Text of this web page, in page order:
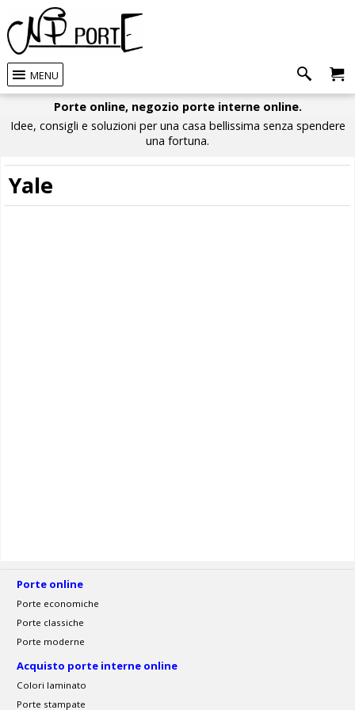
MENU
Porte online, negozio porte interne online.
Idee, consigli e soluzioni per una casa bellissima senza spendere
una fortuna.
Yale
Porte online
Porte economiche
Porte classiche
Porte moderne
Acquisto porte interne online
Colori laminato
Porte stampate